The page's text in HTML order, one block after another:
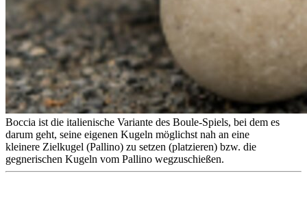
Boccia ist die italienische Variante des Boule-Spiels, bei dem es
darum geht, seine eigenen Kugeln möglichst nah an eine
kleinere Zielkugel (Pallino) zu setzen (platzieren) bzw. die
gegnerischen Kugeln vom Pallino wegzuschießen.